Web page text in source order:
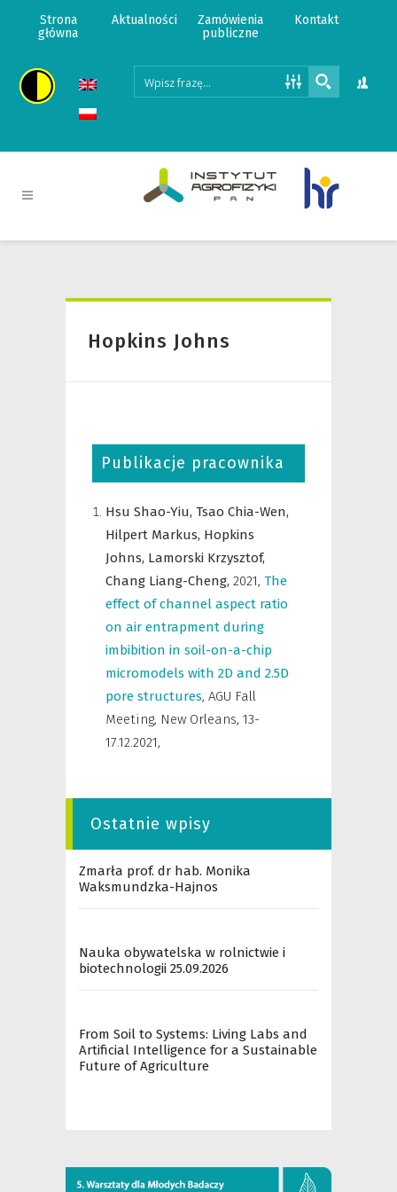
Strona
główna
Aktualności
Zamówienia
publiczne
Kontakt
Hopkins Johns
Publikacje pracownika
Hsu Shao-Yiu, Tsao Chia-Wen,
Hilpert Markus, Hopkins
Johns, Lamorski Krzysztof,
Chang Liang-Cheng, 2021, The
effect of channel aspect ratio
on air entrapment during
imbibition in soil-on-a-chip
micromodels with 2D and 2.5D
pore structures, AGU Fall
Meeting, New Orleans, 13-
17.12.2021,
Ostatnie wpisy
Zmarła prof. dr hab. Monika
Waksmundzka-Hajnos
Nauka obywatelska w rolnictwie i
biotechnologii 25.09.2026
From Soil to Systems: Living Labs and
Artificial Intelligence for a Sustainable
Future of Agriculture